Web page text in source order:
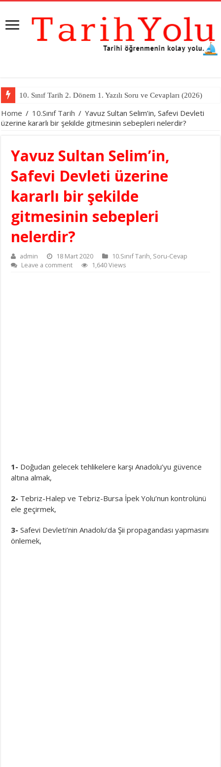
10. Sınıf Tarih 2. Dönem 1. Yazılı Soru ve Cevapları (2026)
Home / 10.Sınıf Tarih / Yavuz Sultan Selim’in, Safevi Devleti
üzerine kararlı bir şekilde gitmesinin sebepleri nelerdir?
Yavuz Sultan Selim’in,
Safevi Devleti üzerine
kararlı bir şekilde
gitmesinin sebepleri
nelerdir?
admin 18 Mart 2020 10.Sınıf Tarih, Soru-Cevap
Leave a comment
1,640 Views
1- Doğudan gelecek tehlikelere karşı Anadolu’yu güvence
altına almak,
2- Tebriz-Halep ve Tebriz-Bursa İpek Yolu’nun kontrolünü
ele geçirmek,
3-Safevi Devleti’nin Anadolu’da Şii propagandası yapmasını
önlemek,